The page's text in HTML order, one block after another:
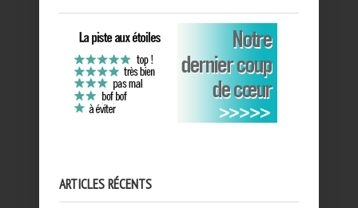
ARTICLES RÉCENTS